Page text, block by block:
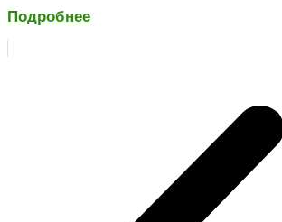
Подробнее